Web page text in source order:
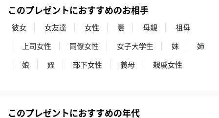
ンク）（1,760円）
ルー）（1,760円）
キャンドル・お香
キャンドル・お香を同梱してお届けいたします。
このプレゼントにおすすめのお相手
彼女 女友達 女性 妻 母親
祖母
上司女性
同僚女性 女子大学生 妹
姉
娘
姪 部下女性 義母 親戚女性
このプレゼントにおすすめの年代